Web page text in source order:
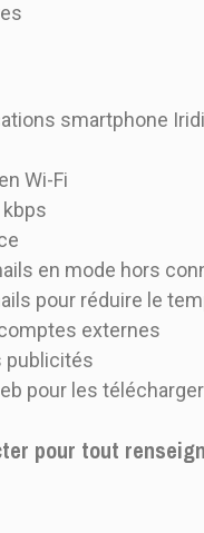
smartphone
Wi-Fi
en mode hors
pour réduire le
externes
publicités
pour les
pour tout